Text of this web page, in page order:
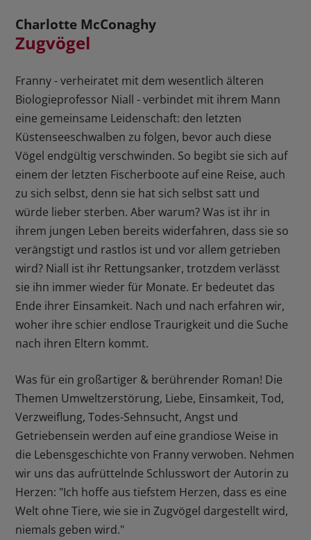
Charlotte McConaghy
Zugvögel
Franny - verheiratet mit dem wesentlich älteren
Biologieprofessor Niall - verbindet mit ihrem Mann
eine gemeinsame Leidenschaft: den letzten
Küstenseeschwalben zu folgen, bevor auch diese
Vögel endgültig verschwinden. So begibt sie sich auf
einem der letzten Fischerboote auf eine Reise, auch
zu sich selbst, denn sie hat sich selbst satt und
würde lieber sterben. Aber warum? Was ist ihr in
ihrem jungen Leben bereits widerfahren, dass sie so
verängstigt und rastlos ist und vor allem getrieben
wird? Niall ist ihr Rettungsanker, trotzdem verlässt
sie ihn immer wieder für Monate. Er bedeutet das
Ende ihrer Einsamkeit. Nach und nach erfahren wir,
woher ihre schier endlose Traurigkeit und die Suche
nach ihren Eltern kommt.
Was für ein großartiger & berührender Roman! Die
Themen Umweltzerstörung, Liebe, Einsamkeit, Tod,
Verzweiflung, Todes-Sehnsucht, Angst und
Getriebensein werden auf eine grandiose Weise in
die Lebensgeschichte von Franny verwoben. Nehmen
wir uns das aufrüttelnde Schlusswort der Autorin zu
Herzen: "Ich hoffe aus tiefstem Herzen, dass es eine
Welt ohne Tiere, wie sie in Zugvögel dargestellt wird,
niemals geben wird."